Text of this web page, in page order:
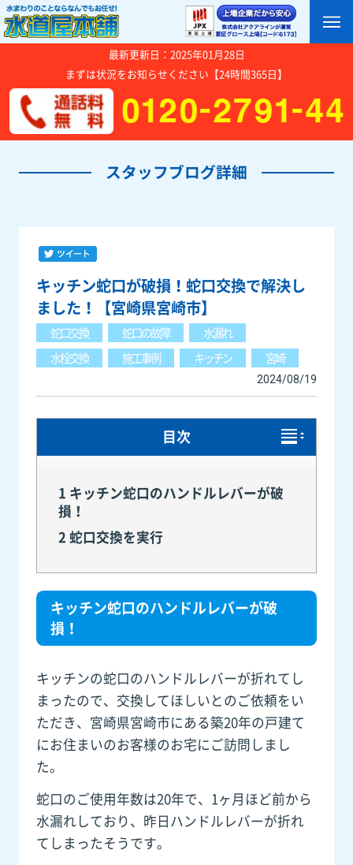
最新更新日：2025年01月28日
まずは状況をお知らせください【24時間365日】
スタッフブログ詳細
キッチン蛇口が破損！蛇口交換で解決し
ました！【宮崎県宮崎市】
蛇口交換 蛇口の故障
水漏れ
水栓交換
施工事例 キッチン 宮崎
2024/08/19
目次
1 キッチン蛇口のハンドルレバーが破
損！
2 蛇口交換を実行
キッチン蛇口のハンドルレバーが破
損！
キッチンの蛇口のハンドルレバーが折れてし
まったので、交換してほしいとのご依頼をい
ただき、宮崎県宮崎市にある築20年の戸建て
にお住まいのお客様のお宅にご訪問しまし
た。
蛇口のご使用年数は20年で、1ヶ月ほど前から
水漏れしており、昨日ハンドルレバーが折れ
てしまったそうです。